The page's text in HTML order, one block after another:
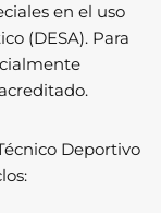
en el uso
(DESA). Para
Deportivo